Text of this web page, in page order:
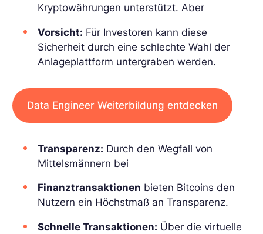
Kryptowährungen unterstützt. Aber
Vorsicht: Für Investoren kann diese
Sicherheit durch eine schlechte Wahl der
Anlageplattform untergraben werden.
Data Engineer Weiterbildung entdecken
Transparenz: Durch den Wegfall von
Mittelsmännern bei
Finanztransaktionen bieten Bitcoins den
Nutzern ein Höchstmaß an Transparenz.
Schnelle Transaktionen: Über die virtuelle